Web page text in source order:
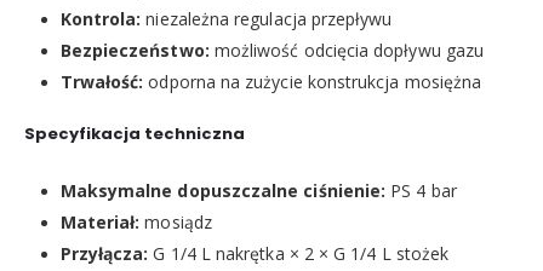
Kontrola: niezależna regulacja przepływu
Bezpieczeństwo: możliwość odcięcia dopływu gazu
Trwałość: odporna na zużycie konstrukcja mosiężna
Specyfikacja techniczna
Maksymalne dopuszczalne ciśnienie: PS 4 bar
Materiał: mosiądz
Przyłącza: G 1/4 L nakrętka × 2 × G 1/4 L stożek